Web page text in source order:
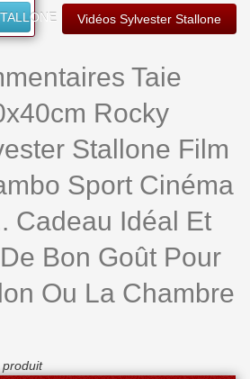
Vidéos Sylvester Stallone
Taie
Rocky
Stallone Film
Sport Cinéma
Cadeau Idéal Et
Bon Goût Pour
Ou La Chambre